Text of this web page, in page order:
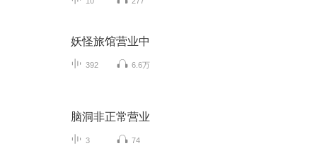
妖怪旅馆营业中
392 6.6万
脑洞非正常营业
3 74